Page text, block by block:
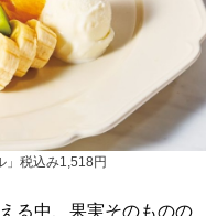
」税込み1,518円
る中、果実そのものの